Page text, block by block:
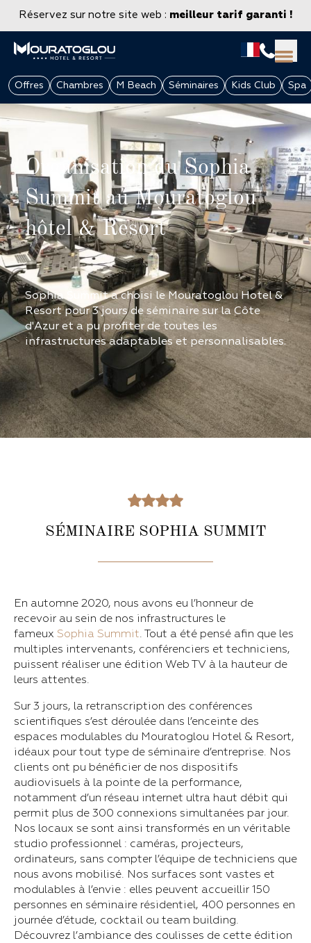
Réservez sur notre site web : meilleur tarif garanti !
GROUPES & ENTREPRISES
Offres Chambres M Beach Séminaires Kids Club Spa
Organisation du Sophia
Summit au Mouratoglou
hôtel & Resort
Sophia Summit a choisi le Mouratoglou Hotel &
Resort pour 3 jours de séminaire sur la Côte
d'Azur et a pu profiter de toutes les
infrastructures adaptables et personnalisables.
SÉMINAIRE SOPHIA SUMMIT
En automne 2020, nous avons eu l’honneur de
recevoir au sein de nos infrastructures le
fameux Sophia Summit. Tout a été pensé afin que les
multiples intervenants, conférenciers et techniciens,
puissent réaliser une édition Web TV à la hauteur de
leurs attentes.
Sur 3 jours, la retranscription des conférences
scientifiques s’est déroulée dans l’enceinte des
espaces modulables du Mouratoglou Hotel & Resort,
idéaux pour tout type de séminaire d’entreprise. Nos
clients ont pu bénéficier de nos dispositifs
audiovisuels à la pointe de la performance,
notamment d’un réseau internet ultra haut débit qui
permit plus de 300 connexions simultanées par jour.
Nos locaux se sont ainsi transformés en un véritable
studio professionnel : caméras, projecteurs,
ordinateurs, sans compter l’équipe de techniciens que
nous avons mobilisé. Nos surfaces sont vastes et
modulables à l’envie : elles peuvent accueillir 150
personnes en séminaire résidentiel, 400 personnes en
journée d’étude, cocktail ou team building.
Découvrez l’ambiance des coulisses de cette édition